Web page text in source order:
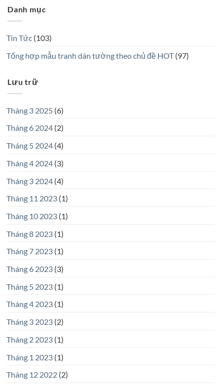
Danh mục
Tin Tức(103)
Tổng hợp mẫu tranh dán tường theo chủ đề HOT(97)
Lưu trữ
Tháng 3 2025(6)
Tháng 6 2024(2)
Tháng 5 2024(4)
Tháng 4 2024(3)
Tháng 3 2024(4)
Tháng 11 2023(1)
Tháng 10 2023(1)
Tháng 8 2023(1)
Tháng 7 2023(1)
Tháng 6 2023(3)
Tháng 5 2023(1)
Tháng 4 2023(1)
Tháng 3 2023(2)
Tháng 2 2023(1)
Tháng 1 2023(1)
Tháng 12 2022(2)